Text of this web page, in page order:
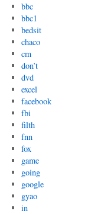
bbc
bbc1
bedsit
chaco
cm
don’t
dvd
excel
facebook
fbi
filth
fnn
fox
game
going
google
gyao
in